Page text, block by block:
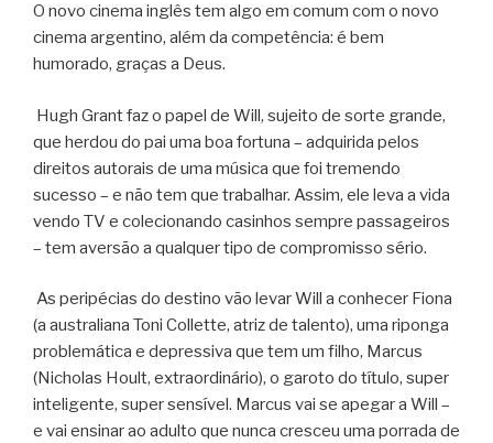
O novo cinema inglês tem algo em comum com o novo
cinema argentino, além da competência: é bem
humorado, graças a Deus.
Hugh Grant faz o papel de Will, sujeito de sorte grande,
que herdou do pai uma boa fortuna – adquirida pelos
direitos autorais de uma música que foi tremendo
sucesso – e não tem que trabalhar. Assim, ele leva a vida
vendo TV e colecionando casinhos sempre passageiros
– tem aversão a qualquer tipo de compromisso sério.
As peripécias do destino vão levar Will a conhecer Fiona
(a australiana Toni Collette, atriz de talento), uma riponga
problemática e depressiva que tem um filho, Marcus
(Nicholas Hoult, extraordinário), o garoto do título, super
inteligente, super sensível. Marcus vai se apegar a Will –
e vai ensinar ao adulto que nunca cresceu uma porrada de